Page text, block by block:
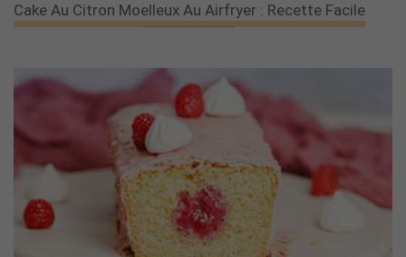
Cake Au Citron Moelleux Au Airfryer : Recette Facile